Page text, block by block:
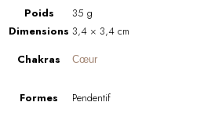
Poids
35 g
Dimensions 3,4 × 3,4 cm
Chakras
Cœur
Formes Pendentif